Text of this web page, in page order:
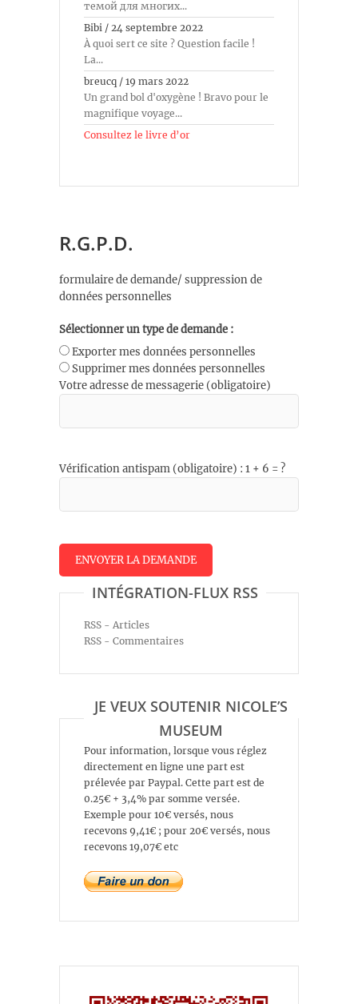
темой для многих...
Bibi / 24 septembre 2022
À quoi sert ce site ? Question facile !
La...
breucq / 19 mars 2022
Un grand bol d'oxygène ! Bravo pour le
magnifique voyage...
Consultez le livre d’or
R.G.P.D.
formulaire de demande/ suppression de
données personnelles
Sélectionner un type de demande :
Exporter mes données personnelles
Supprimer mes données personnelles
Votre adresse de messagerie (obligatoire)
Vérification antispam (obligatoire) : 1 + 6 = ?
INTÉGRATION-FLUX RSS
RSS - Articles
RSS - Commentaires
JE VEUX SOUTENIR NICOLE’S
MUSEUM
Pour information, lorsque vous réglez
directement en ligne une part est
prélevée par Paypal. Cette part est de
0.25€ + 3,4% par somme versée.
Exemple pour 10€ versés, nous
recevons 9,41€ ; pour 20€ versés, nous
recevons 19,07€ etc